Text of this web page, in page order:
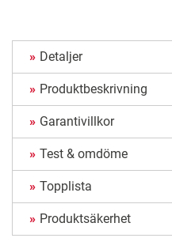
Detaljer
Produktbeskrivning
Garantivillkor
Test & omdöme
Topplista
Produktsäkerhet